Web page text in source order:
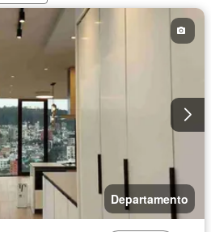
Departamento